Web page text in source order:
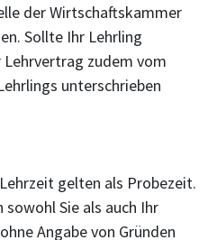
der Wirtschaftskammer
Sollte Ihr Lehrling
zudem vom
unterschrieben
gelten als Probezeit.
Sie als auch Ihr
Angabe von Gründen